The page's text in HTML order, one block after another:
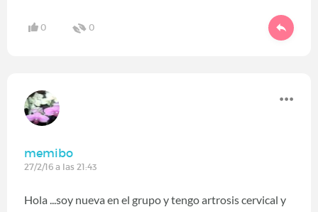
0 0
memibo
27/2/16 a las 21:43
Hola ...soy nueva en el grupo y tengo artrosis cervical y